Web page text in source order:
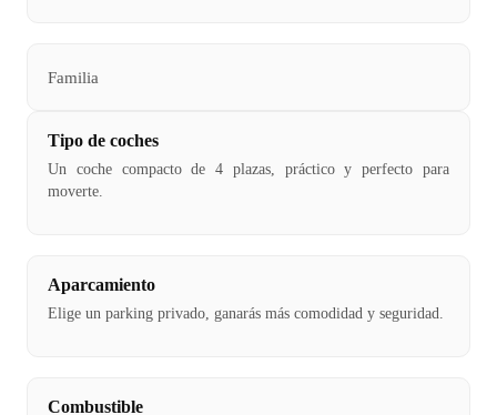
Familia
Tipo de coches
Un coche compacto de 4 plazas, práctico y perfecto para
moverte.
Aparcamiento
Elige un parking privado, ganarás más comodidad y seguridad.
Combustible